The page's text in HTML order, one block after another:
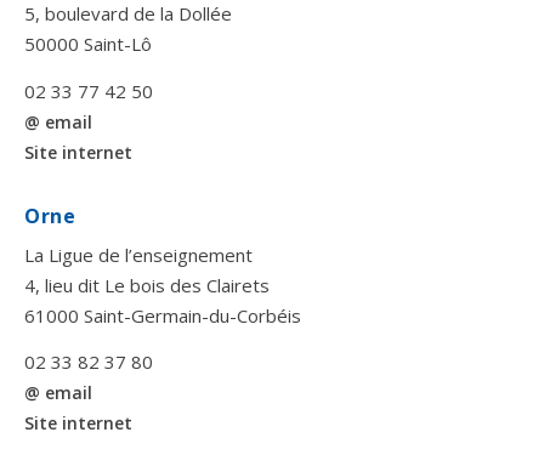
5, boulevard de la Dollée
50000 Saint-Lô
02 33 77 42 50
@ email
Site internet
Orne
La Ligue de l’enseignement
4, lieu dit Le bois des Clairets
61000 Saint-Germain-du-Corbéis
02 33 82 37 80
@ email
Site internet